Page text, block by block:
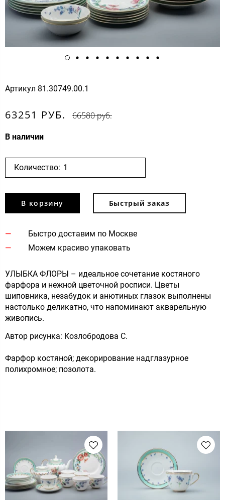
Артикул 81.30749.00.1
63251 РУБ. 66580 руб.
В наличии
Количество:
В корзину Быстрый заказ
Быстро доставим по Москве
Можем красиво упаковать
УЛЫБКА ФЛОРЫ – идеальное сочетание костяного
фарфора и нежной цветочной росписи. Цветы
шиповника, незабудок и анютиных глазок выполнены
настолько деликатно, что напоминают акварельную
живопись.
Автор рисунка: Козлобродова С.
Фарфор костяной; декорирование надглазурное
полихромное; позолота.